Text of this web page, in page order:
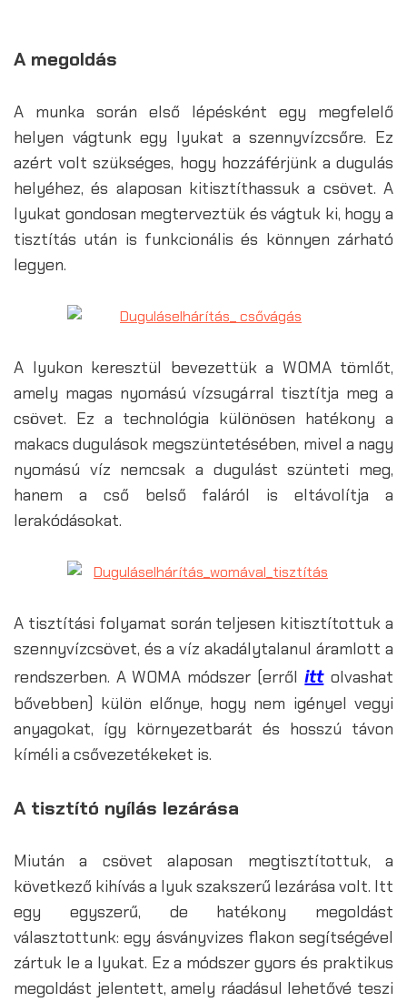
A megoldás
A munka során első lépésként egy megfelelő
helyen vágtunk egy lyukat a szennyvízcsőre. Ez
azért volt szükséges, hogy hozzáférjünk a dugulás
helyéhez, és alaposan kitisztíthassuk a csövet. A
lyukat gondosan megterveztük és vágtuk ki, hogy a
tisztítás után is funkcionális és könnyen zárható
legyen.
A lyukon keresztül bevezettük a WOMA tömlőt,
amely magas nyomású vízsugárral tisztítja meg a
csövet. Ez a technológia különösen hatékony a
makacs dugulások megszüntetésében, mivel a nagy
nyomású víz nemcsak a dugulást szünteti meg,
hanem a cső belső faláról is eltávolítja a
lerakódásokat.
A tisztítási folyamat során teljesen kitisztítottuk a
szennyvízcsövet, és a víz akadálytalanul áramlott a
rendszerben. A WOMA módszer (erről itt olvashat
bővebben) külön előnye, hogy nem igényel vegyi
anyagokat, így környezetbarát és hosszú távon
kíméli a csővezetékeket is.
A tisztító nyílás lezárása
Miután a csövet alaposan megtisztítottuk, a
következő kihívás a lyuk szakszerű lezárása volt. Itt
egy egyszerű, de hatékony megoldást
választottunk: egy ásványvizes flakon segítségével
zártuk le a lyukat. Ez a módszer gyors és praktikus
megoldást jelentett, amely ráadásul lehetővé teszi